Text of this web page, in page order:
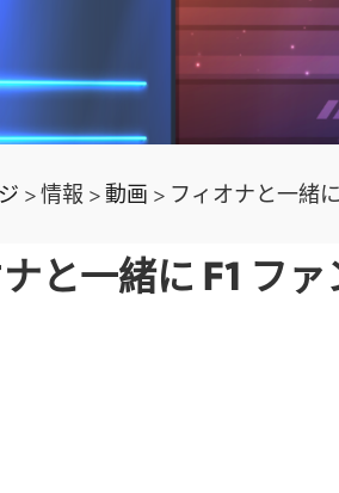
> 情報 >動画 > フィオナと一緒
と一緒に F1 フ